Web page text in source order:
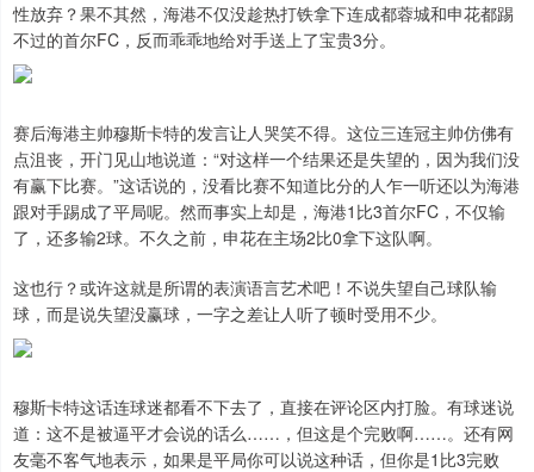
性放弃？果不其然，海港不仅没趁热打铁拿下连成都蓉城和申花都踢
不过的首尔FC，反而乖乖地给对手送上了宝贵3分。
赛后海港主帅穆斯卡特的发言让人哭笑不得。这位三连冠主帅仿佛有
点沮丧，开门见山地说道：“对这样一个结果还是失望的，因为我们没
有赢下比赛。”这话说的，没看比赛不知道比分的人乍一听还以为海港
跟对手踢成了平局呢。然而事实上却是，海港1比3首尔FC，不仅输
了，还多输2球。不久之前，申花在主场2比0拿下这队啊。
这也行？或许这就是所谓的表演语言艺术吧！不说失望自己球队输
球，而是说失望没赢球，一字之差让人听了顿时受用不少。
穆斯卡特这话连球迷都看不下去了，直接在评论区内打脸。有球迷说
道：这不是被逼平才会说的话么……，但这是个完败啊……。还有网
友毫不客气地表示，如果是平局你可以说这种话，但你是1比3完败